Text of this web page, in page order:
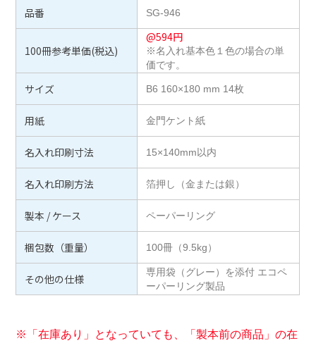
品番 SG-946
100冊参考単価(税込)
@594円
※名入れ基本色１色の場合の単
価です。
サイズ B6 160×180 mm 14枚
用紙 金門ケント紙
名入れ印刷寸法 15×140mm以内
名入れ印刷方法 箔押し（金または銀）
製本 / ケース ペーパーリング
梱包数（重量） 100冊（9.5kg）
その他の仕様
専用袋（グレー）を添付 エコペ
ーパーリング製品
※「在庫あり」となっていても、「製本前の商品」の在